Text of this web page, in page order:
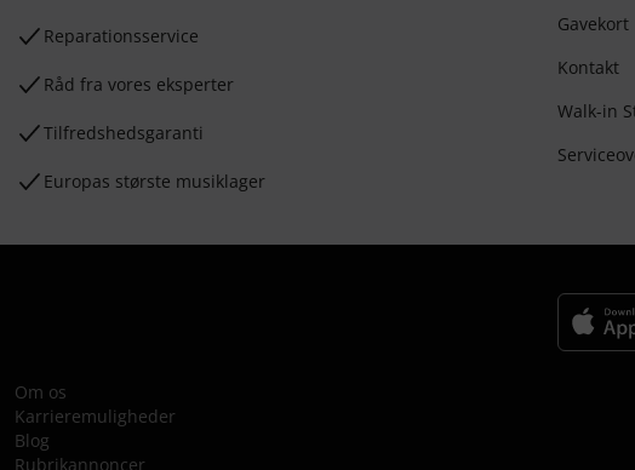
Reparationsservice
Råd fra vores eksperter
Tilfredshedsgaranti
Europas største musiklager
Gavekort
Kontakt
Walk-in
Om os
Karrieremuligheder
Blog
Rubrikannoncer